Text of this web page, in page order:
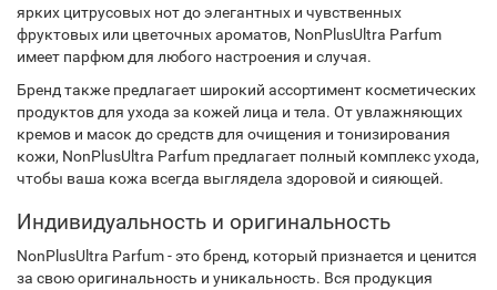
ярких цитрусовых нот до элегантных и чувственных
фруктовых или цветочных ароматов, NonPlusUltra Parfum
имеет парфюм для любого настроения и случая.
Бренд также предлагает широкий ассортимент косметических
продуктов для ухода за кожей лица и тела. От увлажняющих
кремов и масок до средств для очищения и тонизирования
кожи, NonPlusUltra Parfum предлагает полный комплекс ухода,
чтобы ваша кожа всегда выглядела здоровой и сияющей.
Индивидуальность и оригинальность
NonPlusUltra Parfum - это бренд, который признается и ценится
за свою оригинальность и уникальность. Вся продукция